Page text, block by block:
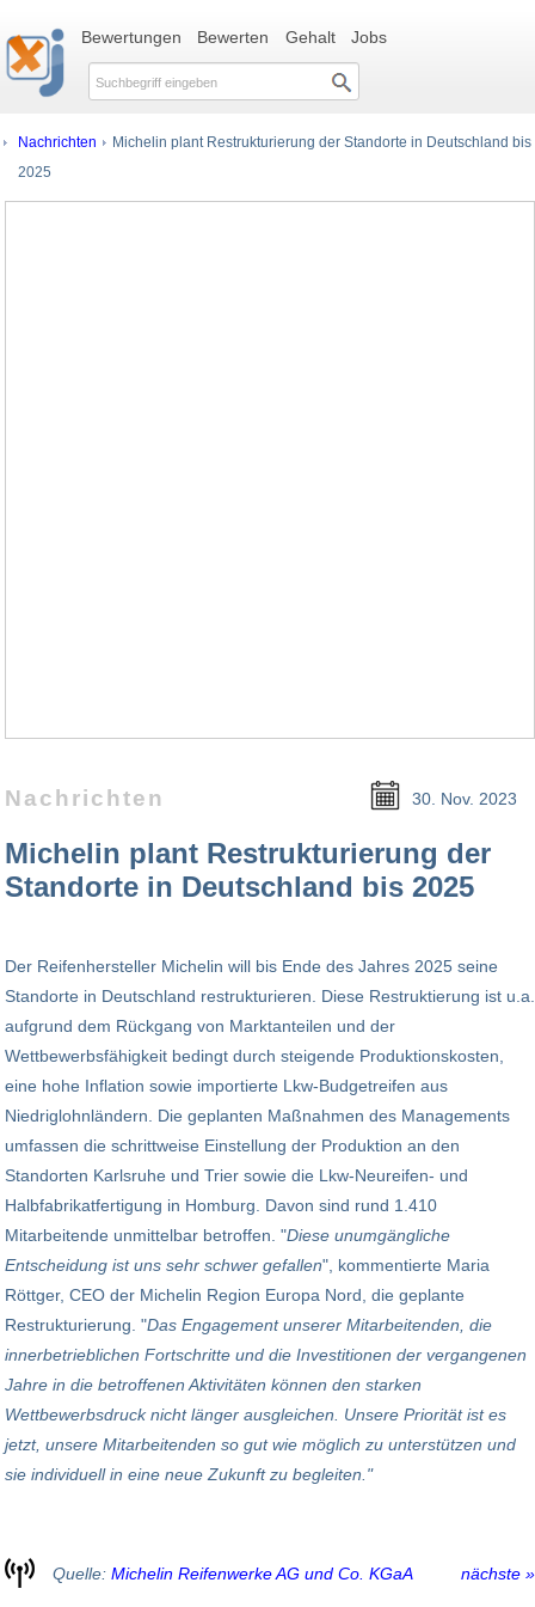
Bewertungen Bewerten Gehalt Jobs
Nachrichten Michelin plant Restrukturierung der Standorte in Deutschland bis
2025
Nachrichten 30. Nov. 2023
Michelin plant Restrukturierung der
Standorte in Deutschland bis 2025
Der Reifenhersteller Michelin will bis Ende des Jahres 2025 seine
Standorte in Deutschland restrukturieren. Diese Restruktierung ist u.a.
aufgrund dem Rückgang von Marktanteilen und der
Wettbewerbsfähigkeit bedingt durch steigende Produktionskosten,
eine hohe Inflation sowie importierte Lkw-Budgetreifen aus
Niedriglohnländern. Die geplanten Maßnahmen des Managements
umfassen die schrittweise Einstellung der Produktion an den
Standorten Karlsruhe und Trier sowie die Lkw-Neureifen- und
Halbfabrikatfertigung in Homburg. Davon sind rund 1.410
Mitarbeitende unmittelbar betroffen. "Diese unumgängliche
Entscheidung ist uns sehr schwer gefallen", kommentierte Maria
Röttger, CEO der Michelin Region Europa Nord, die geplante
Restrukturierung. "Das Engagement unserer Mitarbeitenden, die
innerbetrieblichen Fortschritte und die Investitionen der vergangenen
Jahre in die betroffenen Aktivitäten können den starken
Wettbewerbsdruck nicht länger ausgleichen. Unsere Priorität ist es
jetzt, unsere Mitarbeitenden so gut wie möglich zu unterstützen und
sie individuell in eine neue Zukunft zu begleiten. "
Quelle: Michelin Reifenwerke AG und Co. KGaA nächste »